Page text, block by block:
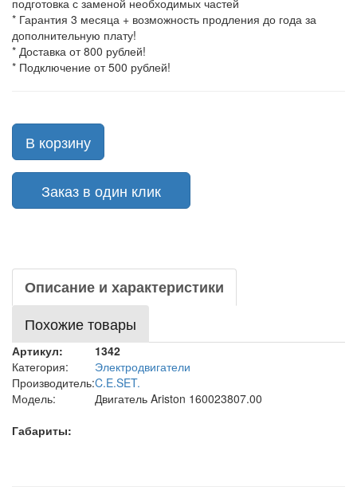
подготовка с заменой необходимых частей
* Гарантия 3 месяца + возможность продления до года за
дополнительную плату!
* Доставка от 800 рублей!
* Подключение от 500 рублей!
В корзину
Заказ в один клик
Описание и характеристики
Похожие товары
Артикул:
1342
Категория:
Электродвигатели
Производитель:C.E.SET.
Модель:
Двигатель Ariston 160023807.00
Габариты: